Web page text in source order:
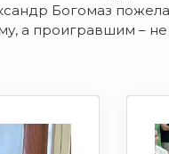
Богомаз
а проигравшим – не